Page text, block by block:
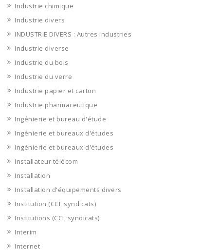
Industrie chimique
Industrie divers
INDUSTRIE DIVERS : Autres industries
Industrie diverse
Industrie du bois
Industrie du verre
Industrie papier et carton
Industrie pharmaceutique
Ingénierie et bureau d'étude
Ingénierie et bureaux d'études
Ingénierie et bureaux d'études
Installateur télécom
Installation
Installation d'équipements divers
Institution (CCI, syndicats)
Institutions (CCI, syndicats)
Interim
Internet